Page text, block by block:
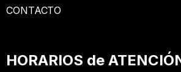
CONTACTO
HORARIOS de